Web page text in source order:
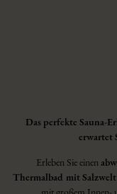
Das perfekte Sauna-
erwartet
Erleben Sie einen
Thermalbad mit Salzwelt